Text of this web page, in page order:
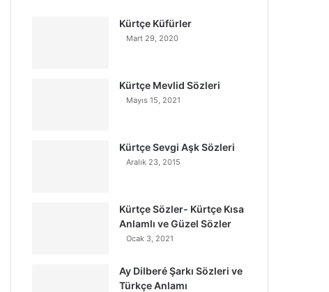
Kürtçe Küfürler
Mart 29, 2020
Kürtçe Mevlid Sözleri
Mayıs 15, 2021
Kürtçe Sevgi Aşk Sözleri
Aralık 23, 2015
Kürtçe Sözler- Kürtçe Kısa
Anlamlı ve Güzel Sözler
Ocak 3, 2021
Ay Dilberé Şarkı Sözleri ve
Türkçe Anlamı